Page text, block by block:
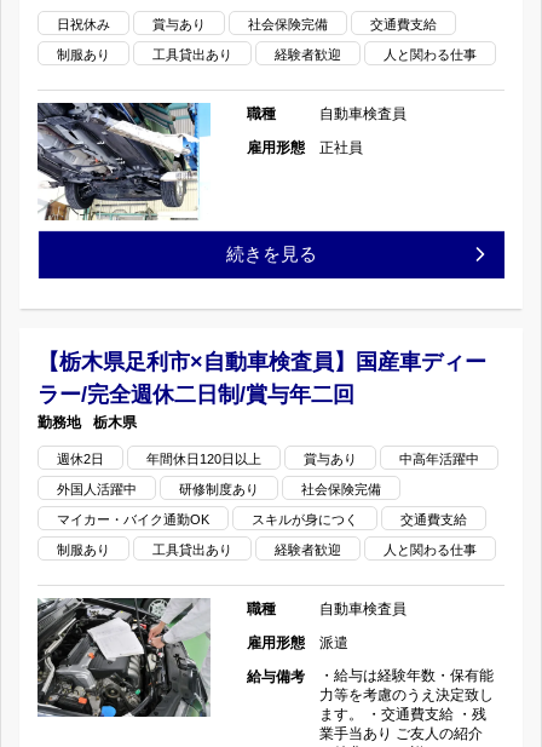
賞
の
デ
ィ
完
全
週
休
二
日
制/
宮
×
検
員】
国
産
車
デ
日祝休み 賞与あり 社会保険完備 交通費支給
制服あり 工具貸出あり 経験者歓迎 人と関わる仕事
職種
自動車検査員
雇用形態
正社員
【守
市
×
検
査
員】
賞
続きを見る
【栃木県足利市×自動車検査員】国産車ディー
ラー/完全週休二日制/賞与年二回
栃木県
週休2日 年間休日120日以上 賞与あり 中高年活躍中
外国人活躍中 研修制度あり 社会保険完備
マイカー・バイク通勤OK スキルが身につく 交通費支給
制服あり 工具貸出あり 経験者歓迎 人と関わる仕事
職種
自動車検査員
雇用形態
派遣
給与備考
・給与は経験年数・保有能
力等を考慮のうえ決定致し
ます。 ・交通費支給 ・残
業手当あり ご友人の紹介